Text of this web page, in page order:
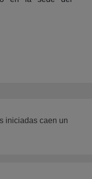
iniciadas caen un